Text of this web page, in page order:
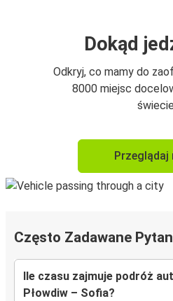
Dokąd
Odkryj, co mamy do
8000 miejsc
Przeglądaj
Często Zadawane
Ile czasu zajmuje podróż
Płowdiw – Sofia?